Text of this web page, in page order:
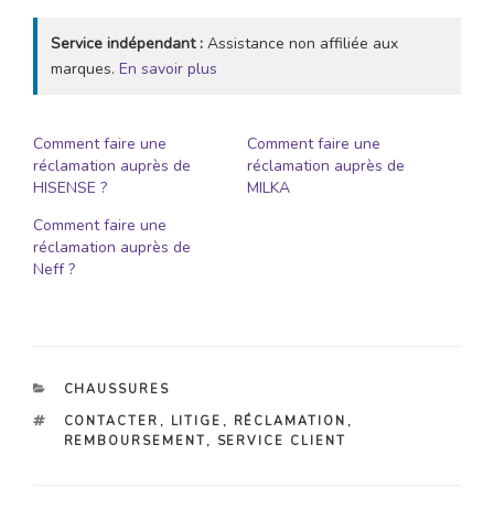
Service indépendant : Assistance non affiliée aux
marques. En savoir plus
Comment faire une
réclamation auprès de
HISENSE ?
Comment faire une
réclamation auprès de
MILKA
Comment faire une
réclamation auprès de
Neff ?
CATÉGORIES
CHAUSSURES
ÉTIQUETTES
CONTACTER , LITIGE , RÉCLAMATION ,
REMBOURSEMENT, SERVICE CLIENT